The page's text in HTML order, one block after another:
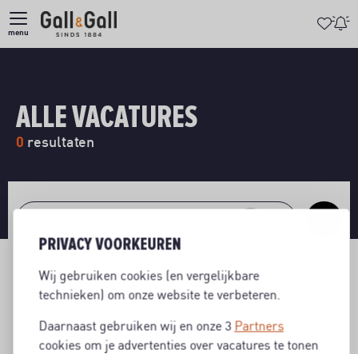
PRIVACY VOORKEUREN
Wij gebruiken cookies (en vergelijkbare
technieken) om onze website te verbeteren.
Daarnaast gebruiken wij en onze 3 Partners
cookies om je advertenties over vacatures te tonen
menu
ALLE VACATURES
0 resultaten
0resultaten